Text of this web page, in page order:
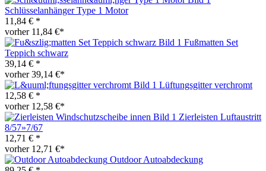
Schlüsselanhänger Type 1 Motor
11,84 € *
vorher 11,84 €*
Fußmatten Set
Teppich schwarz
39,14 € *
vorher 39,14 €*
Lüftungsgitter verchromt
12,58 € *
vorher 12,58 €*
Zierleisten Luftaustritt
8/57»7/67
12,71 € *
vorher 12,71 €*
Outdoor Autoabdeckung